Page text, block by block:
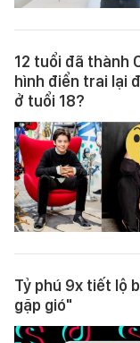
12 tuổi đã thành
hình điển trai lại
ở tuổi 18?
Tỷ phú 9x tiết lộ
gặp gió"